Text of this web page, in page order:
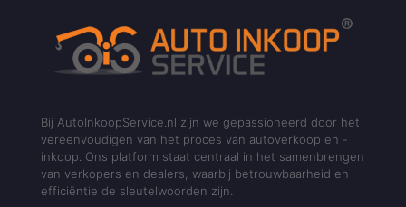
Bij AutoInkoopService.nl zijn we gepassioneerd door het
vereenvoudigen van het proces van autoverkoop en -
inkoop. Ons platform staat centraal in het samenbrengen
van verkopers en dealers, waarbij betrouwbaarheid en
efficiëntie de sleutelwoorden zijn.